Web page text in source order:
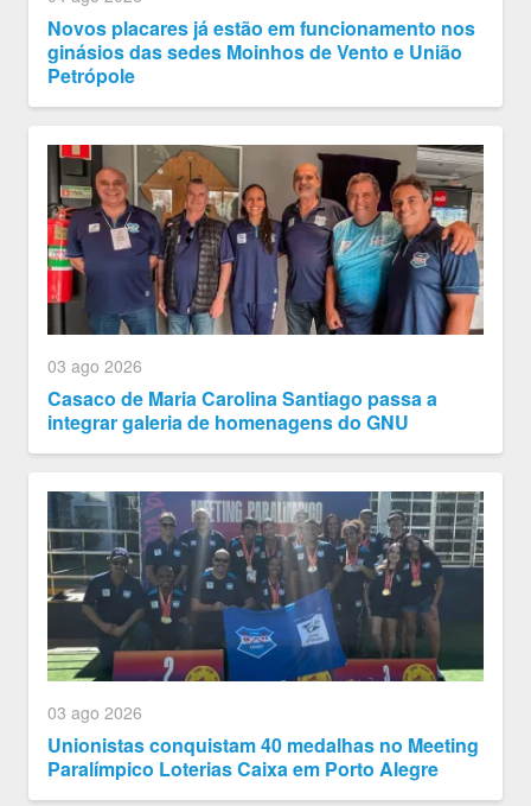
Novos placares já estão em funcionamento nos
ginásios das sedes Moinhos de Vento e União
Petrópole
03 ago 2026
Casaco de Maria Carolina Santiago passa a
integrar galeria de homenagens do GNU
03 ago 2026
Unionistas conquistam 40 medalhas no Meeting
Paralímpico Loterias Caixa em Porto Alegre